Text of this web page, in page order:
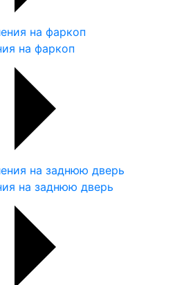
на фаркоп
на заднюю дверь